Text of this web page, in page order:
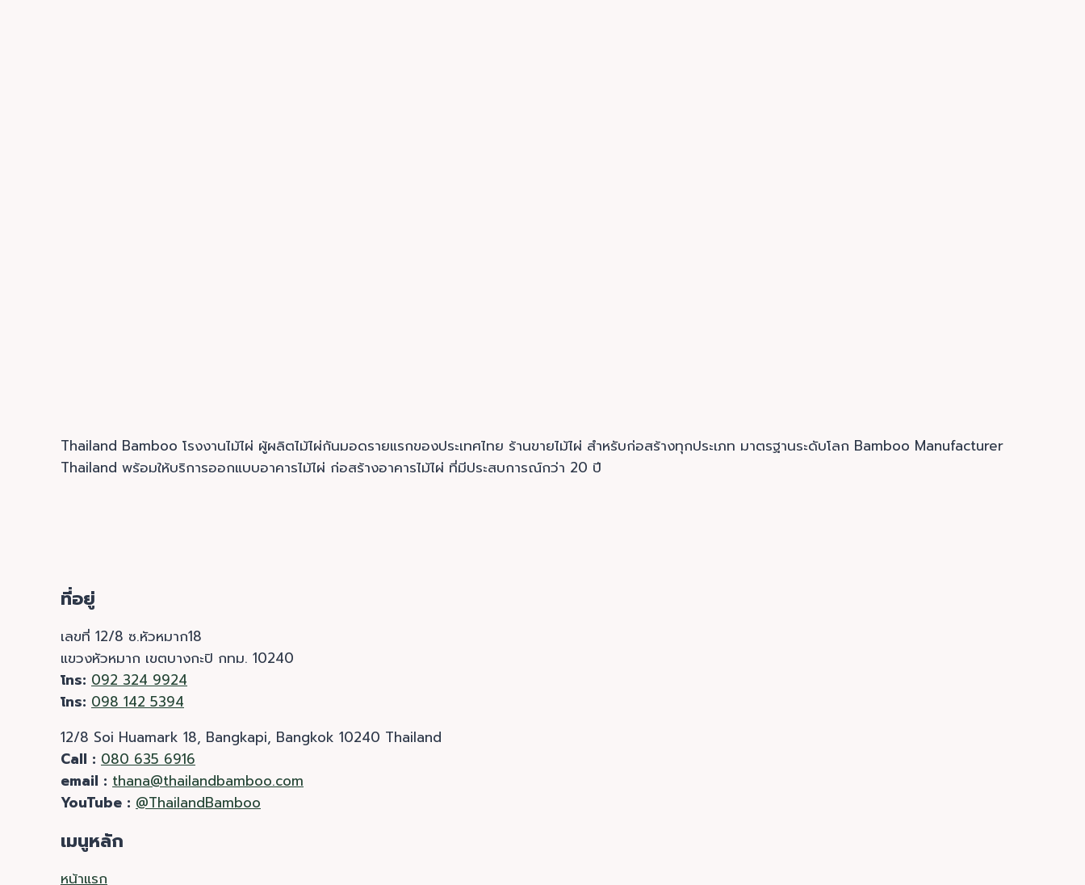
Thailand Bamboo โรงงานไม้ไผ่ ผู้ผลิตไม้ไผ่กันมอดรายแรกของประเทศไทย ร้านขายไม้ไผ่ สำหรับก่อสร้างทุกประเภท มาตรฐานระดับโลก Bamboo Manufacturer
Thailand พร้อมให้บริการออกแบบอาคารไม้ไผ่ ก่อสร้างอาคารไม้ไผ่ ที่มีประสบการณ์กว่า 20 ปี
ที่อยู่
เลขที่ 12/8 ซ.หัวหมาก18
แขวงหัวหมาก เขตบางกะปิ กทม. 10240
โทร: 092 324 9924
โทร: 098 142 5394
12/8 Soi Huamark 18, Bangkapi, Bangkok 10240 Thailand
Call : 080 635 6916
email : thana@thailandbamboo.com
YouTube : @ThailandBamboo
เมนูหลัก
หน้าแรก